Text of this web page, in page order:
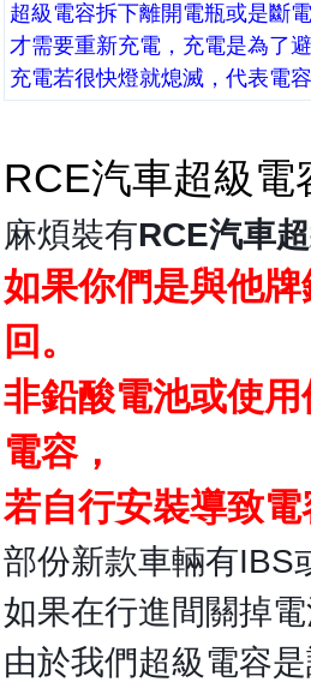
超級電容拆下離開電瓶或是斷
才需要重新充電，充電是為了
充電若很快燈就熄滅，代表電
RCE汽車超級電
麻煩裝有RCE汽車
如果你們是與他
回。
非鉛酸電池或使
電容，
若自行安裝導致
部份新款車輛有IBS
如果在行進間關掉
由於我們超級電容